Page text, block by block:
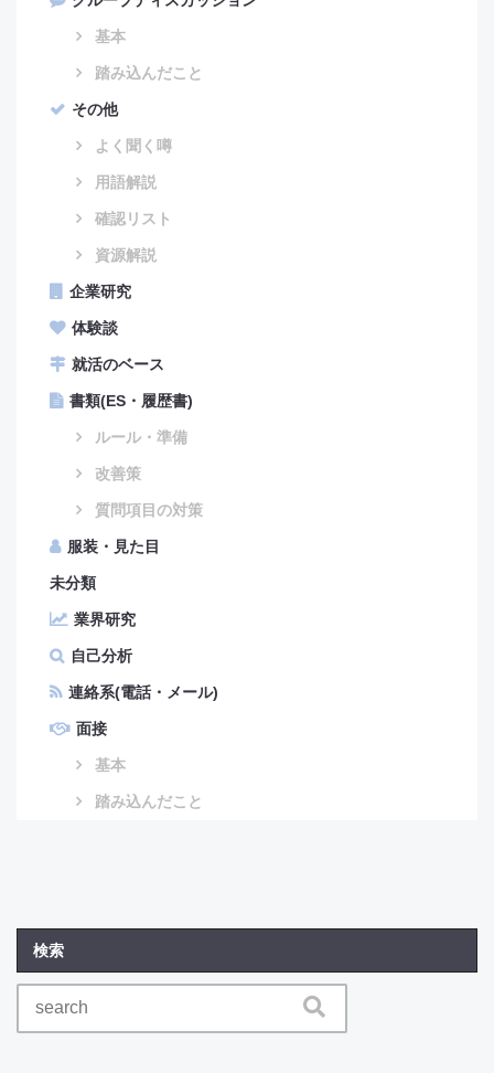
基本
踏み込んだこと
その他
よく聞く噂
用語解説
確認リスト
資源解説
企業研究
体験談
就活のベース
書類(ES・履歴書)
ルール・準備
改善策
質問項目の対策
服装・見た目
未分類
業界研究
自己分析
連絡系(電話・メール)
面接
基本
踏み込んだこと
検索